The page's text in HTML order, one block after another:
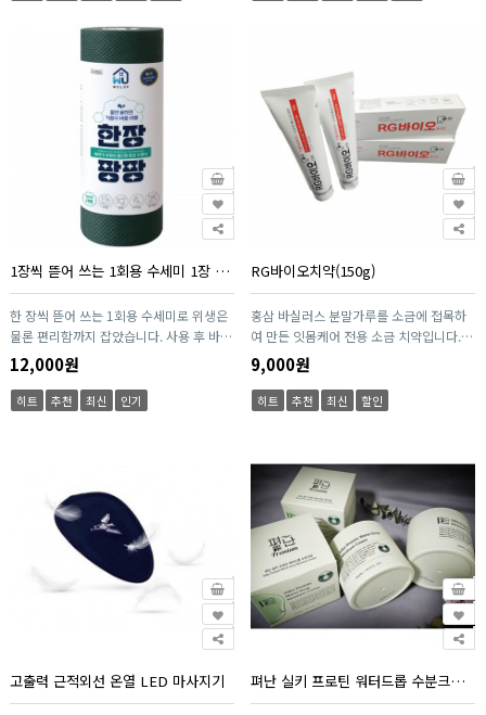
활용 가능한 스마트한 위생 수세미입니다.
1장씩 뜯어 쓰는 1회용 수세미 1장 팡팡(60매 / 1롤)
한 장씩 뜯어 쓰는 1회용 수세미로 위생은
물론 편리함까지 잡았습니다. 사용 후 바로
폐기해 세균 번식 걱정 없이 언제나 깨끗하
게 사용할 수 있으며, 적당한 두께와 강도
로 기름때·찌든 때 제거에 효과적입니다.
12,000원
히트 추천 최신 인기
RG바이오치약(150g)
홍삼 바실러스 분말가루를 소금에 접목하
여 만든 잇몸케어 전용 소금 치약입니다.
구강관리에 도움을 줄 수 있는 기능성 치약
입니다.
9,000원
히트 추천 최신 할인
고출력 근적외선 온열 LED 마사지기 펴난 실키 프로틴 워터드롭 수분크림(300ml)